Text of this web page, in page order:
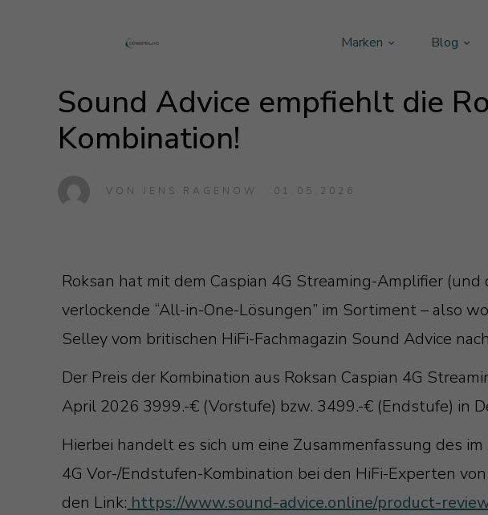
Marken Blog
Monitor Audio Custom Install
Roksan
Blog Roksan
Blog Blok
Sound Advice empfiehlt die
Kombination!
VON JENS RAGENOW 01.05.2026
Roksan hat mit dem Caspian 4G Streaming-Amplifier
verlockende “All-in-One-Lösungen” im Sortiment – also
Selley vom britischen HiFi-Fachmagazin Sound Advice
Der Preis der Kombination aus Roksan Caspian 4G
April 2026 3999.-€ (Vorstufe) bzw. 3499.-€ (Endstufe) in
Hierbei handelt es sich um eine Zusammenfassung des
4G Vor-/Endstufen-Kombination bei den HiFi-Experten
den Link: https://www.sound-advice.online/product-